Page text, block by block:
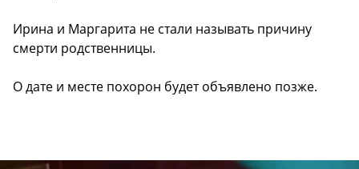
Ирина и Маргарита не стали называть причину
смерти родственницы.
О дате и месте похорон будет объявлено позже.